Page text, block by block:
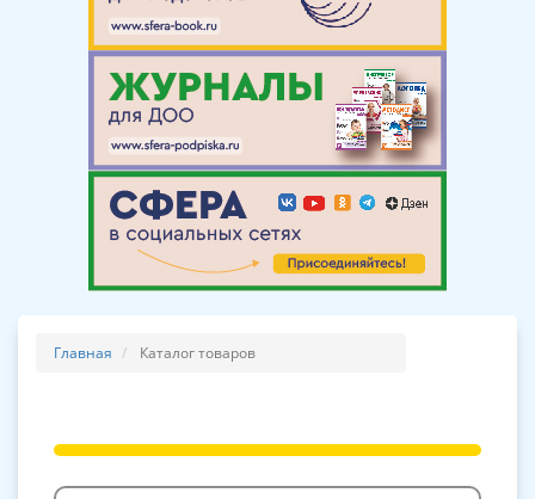
Главная Каталог товаров